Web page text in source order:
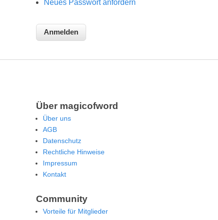
Neues Passwort anfordern
Über magicofword
Über uns
AGB
Datenschutz
Rechtliche Hinweise
Impressum
Kontakt
Community
Vorteile für Mitglieder